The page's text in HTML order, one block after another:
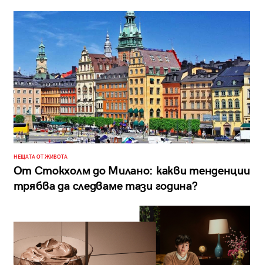
НЕЩАТА ОТ ЖИВОТА
От Стокхолм до Милано: какви тенденции
трябва да следваме тази година?